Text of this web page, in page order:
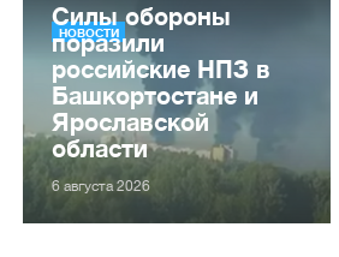
НОВОСТИ
Силы обороны
поразили
российские НПЗ в
Башкортостане и
Ярославской
области
6 августа 2026